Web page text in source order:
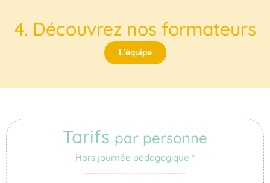
4. Découvrez nos formateurs
L'équipe
Tarifs par personne
Hors journée pédagogique *